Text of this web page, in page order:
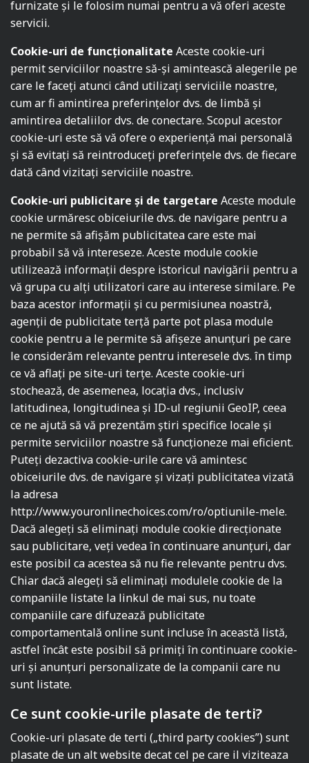
furnizate și le folosim numai pentru a vă oferi aceste
servicii.
Cookie-uri de funcționalitate Aceste cookie-uri
permit serviciilor noastre să-și amintească alegerile pe
care le faceți atunci când utilizați serviciile noastre,
cum ar fi amintirea preferințelor dvs. de limbă și
amintirea detaliilor dvs. de conectare. Scopul acestor
cookie-uri este să vă ofere o experiență mai personală
și să evitați să reintroduceți preferințele dvs. de fiecare
dată când vizitați serviciile noastre.
Cookie-uri publicitare și de targetareAceste module
cookie urmăresc obiceiurile dvs. de navigare pentru a
ne permite să afișăm publicitatea care este mai
probabil să vă intereseze. Aceste module cookie
utilizează informații despre istoricul navigării pentru a
vă grupa cu alți utilizatori care au interese similare. Pe
baza acestor informații și cu permisiunea noastră,
agenții de publicitate terță parte pot plasa module
cookie pentru a le permite să afișeze anunțuri pe care
le considerăm relevante pentru interesele dvs. în timp
ce vă aflați pe site-uri terțe. Aceste cookie-uri
stochează, de asemenea, locația dvs., inclusiv
latitudinea, longitudinea și ID-ul regiunii GeoIP, ceea
ce ne ajută să vă prezentăm știri specifice locale și
permite serviciilor noastre să funcționeze mai eficient.
Puteți dezactiva cookie-urile care vă amintesc
obiceiurile dvs. de navigare și vizați publicitatea vizată
la adresa
http://www.youronlinechoices.com/ro/optiunile-mele.
Dacă alegeți să eliminați module cookie direcționate
sau publicitare, veți vedea în continuare anunțuri, dar
este posibil ca acestea să nu fie relevante pentru dvs.
Chiar dacă alegeți să eliminați modulele cookie de la
companiile listate la linkul de mai sus, nu toate
companiile care difuzează publicitate
comportamentală online sunt incluse în această listă,
astfel încât este posibil să primiți în continuare cookie-
uri și anunțuri personalizate de la companii care nu
sunt listate.
Ce sunt cookie-urile plasate de terti?
Cookie-uri plasate de terti („third party cookies”) sunt
plasate de un alt website decat cel pe care il viziteaza